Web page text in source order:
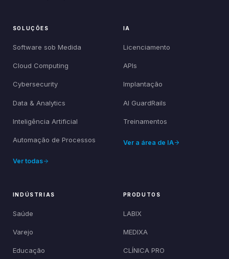
SOLUÇÕES
Software sob Medida
Cloud Computing
Cybersecurity
Data & Analytics
Inteligência Artificial
Automação de Processos
Ver todas
IA
Licenciamento
APIs
Implantação
AI GuardRails
Treinamentos
Ver a área de IA
INDÚSTRIAS
Saúde
Varejo
Educação
PRODUTOS
LABIX
MEDIXA
CLÍNICA PRO